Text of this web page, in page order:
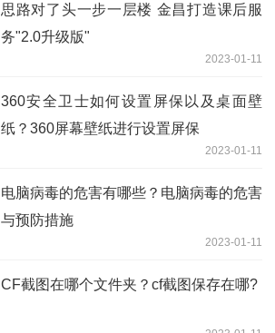
思路对了头一步一层楼 金昌打造课后服
务"2.0升级版"
2023-01-11
360安全卫士如何设置屏保以及桌面壁
纸？360屏幕壁纸进行设置屏保
2023-01-11
电脑病毒的危害有哪些？电脑病毒的危害
与预防措施
2023-01-11
CF截图在哪个文件夹？cf截图保存在哪?